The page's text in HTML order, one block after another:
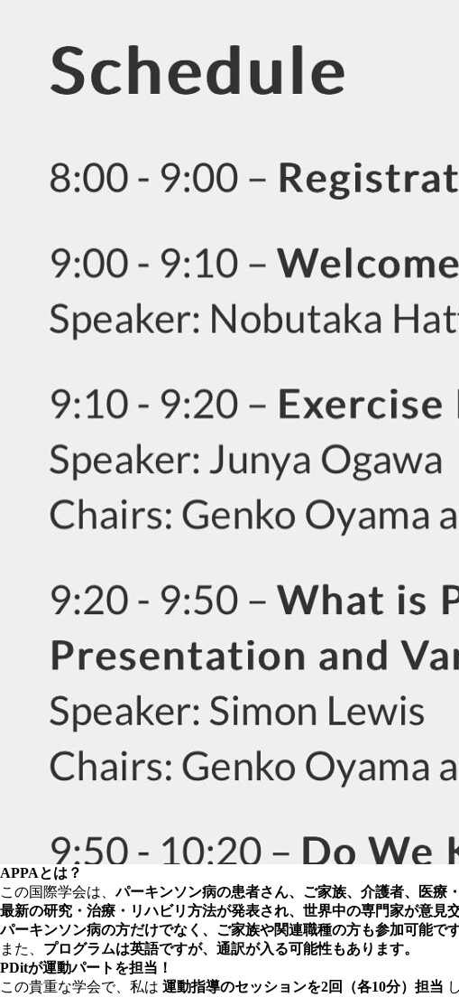
APPAとは？
この国際学会は、パーキンソン病の患者さん、ご家族、介護者、医療
最新の研究・治療・リハビリ方法が発表され、世界中の専門家が意見
パーキンソン病の方だけでなく、ご家族や関連職種の方も参加可能です
また、 プログラムは英語ですが、通訳が入る可能性もあります。
PDitが運動パートを担当！
この貴重な学会で、私は 運動指導のセッションを2回（各10分）担当